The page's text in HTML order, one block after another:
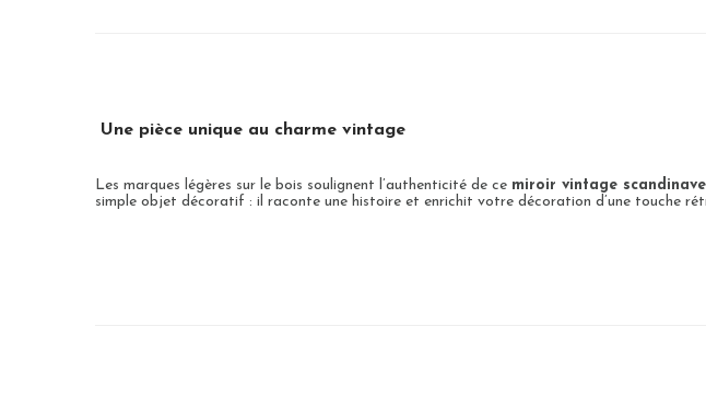
Une pièce unique au charme vintage
Les marques légères sur le bois soulignent l’authenticité de ce miroir vintage scandinave
simple objet décoratif : il raconte une histoire et enrichit votre décoration d’une touche